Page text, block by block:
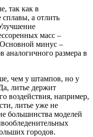
так как в
а отлить
масс –
Основной минус –
аналогичного размера в
чем у штампов, но у
литье держит
воздействия, например,
литье уже не
большинства моделей
городов.